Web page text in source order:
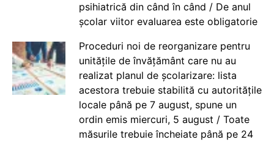
psihiatrică din când în când / De anul
școlar viitor evaluarea este obligatorie
Proceduri noi de reorganizare pentru
unitățile de învățământ care nu au
realizat planul de școlarizare: lista
acestora trebuie stabilită cu autoritățile
locale până pe 7 august, spune un
ordin emis miercuri, 5 august / Toate
măsurile trebuie încheiate până pe 24